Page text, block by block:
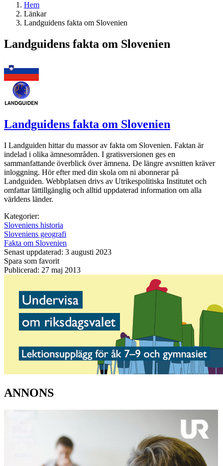
Hem
Länkar
Landguidens fakta om Slovenien
Landguidens fakta om Slovenien
Landguidens fakta om Slovenien
I Landguiden hittar du massor av fakta om Slovenien. Faktan är
indelad i olika ämnesområden. I gratisversionen ges en
sammanfattande överblick över ämnena. De längre avsnitten kräver
inloggning. Hör efter med din skola om ni abonnerar på
Landguiden. Webbplatsen drivs av Utrikespolitiska Institutet och
omfattar lättillgänglig och alltid uppdaterad information om alla
världens länder.
Kategorier:
Sloveniens historia
Sloveniens geografi
Fakta om Slovenien
Senast uppdaterad: 3 augusti 2023
Spara som favorit
Publicerad: 27 maj 2013
ANNONS